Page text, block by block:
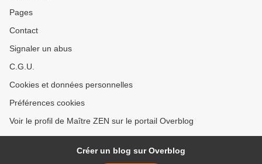
Pages
Contact
Signaler un abus
C.G.U.
Cookies et données personnelles
Préférences cookies
Voir le profil de Maître ZEN sur le portail Overblog
Créer un blog sur Overblog